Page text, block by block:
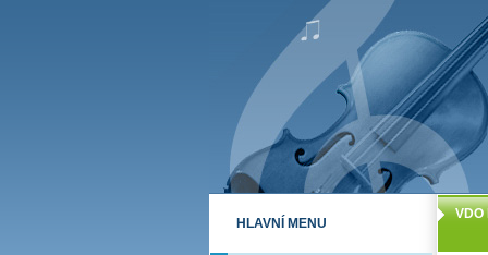
VDO
HLAVNÍ MENU